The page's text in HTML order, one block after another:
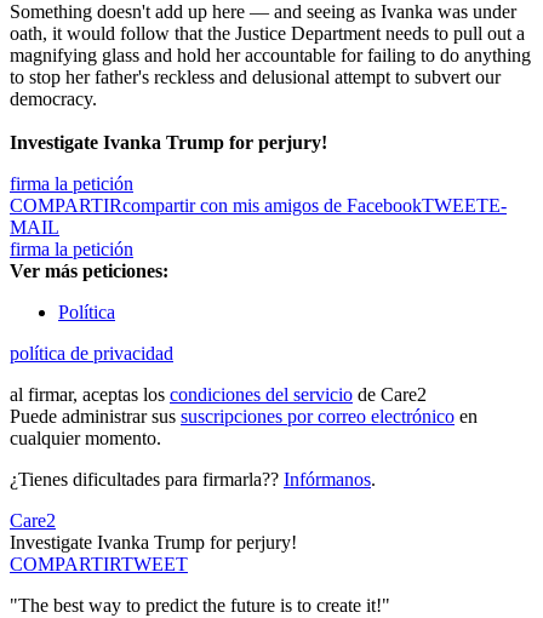
Something doesn't add up here — and seeing as Ivanka was under
oath, it would follow that the Justice Department needs to pull out a
magnifying glass and hold her accountable for failing to do anything
to stop her father's reckless and delusional attempt to subvert our
democracy.
Investigate Ivanka Trump for perjury!
firma la petición
COMPARTIRcompartir con mis amigos de FacebookTWEETE-
MAIL
firma la petición
Ver más peticiones:
Política
política de privacidad
al firmar, aceptas los condiciones del servicio de Care2
Puede administrar sus suscripciones por correo electrónico en
cualquier momento.
¿Tienes dificultades para firmarla?? Infórmanos.
Care2
Investigate Ivanka Trump for perjury!
COMPARTIRTWEET
"The best way to predict the future is to create it!"